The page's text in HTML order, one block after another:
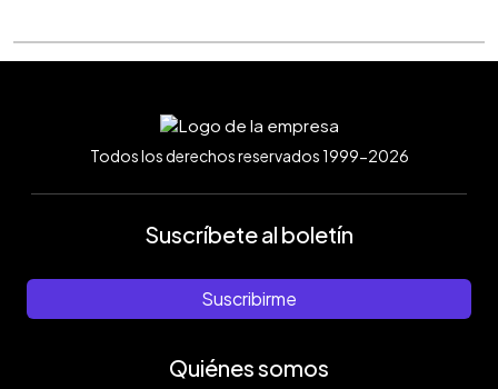
Todos los derechos reservados 1999-2026
Suscríbete al boletín
Suscribirme
Quiénes somos